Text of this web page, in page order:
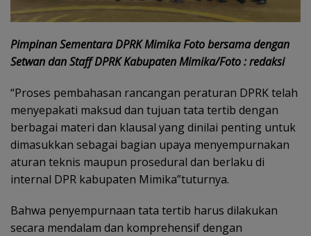
Pimpinan Sementara DPRK Mimika Foto bersama dengan
Setwan dan Staff DPRK Kabupaten Mimika/Foto : redaksi
“Proses pembahasan rancangan peraturan DPRK telah
menyepakati maksud dan tujuan tata tertib dengan
berbagai materi dan klausal yang dinilai penting untuk
dimasukkan sebagai bagian upaya menyempurnakan
aturan teknis maupun prosedural dan berlaku di
internal DPR kabupaten Mimika”tuturnya.
Bahwa penyempurnaan tata tertib harus dilakukan
secara mendalam dan komprehensif dengan